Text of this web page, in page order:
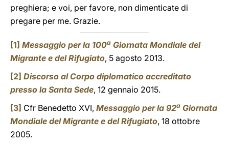
preghiera; e voi, per favore, non dimenticate di
pregare per me. Grazie.
[1] Messaggio per la 100a Giornata Mondiale del
Migrante e del Rifugiato, 5 agosto 2013.
[2] Discorso al Corpo diplomatico accreditato
presso la Santa Sede, 12 gennaio 2015.
[3] Cfr Benedetto XVI, Messaggio per la 92a Giornata
Mondiale del Migrante e del Rifugiato, 18 ottobre
2005.